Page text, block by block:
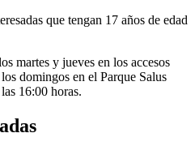
que tengan 17 años de edad
martes y jueves en los accesos
domingos en el Parque Salus
16:00 horas.